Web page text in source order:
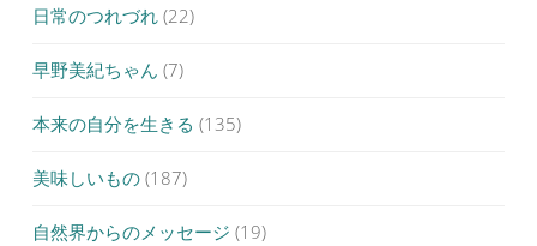
日常のつれづれ (22)
早野美紀ちゃん (7)
本来の自分を生きる (135)
美味しいもの (187)
自然界からのメッセージ (19)